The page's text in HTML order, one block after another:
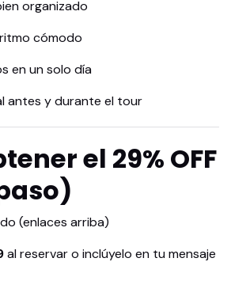
organizado
cómodo
en un solo día
antes y durante el tour
el 29% OFF
(enlaces arriba)
al reservar o inclúyelo en tu mensaje